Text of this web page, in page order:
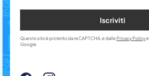
Iscriviti
Questo sito è protetto da reCAPTCHA, e dalle Privacy Policye
Google